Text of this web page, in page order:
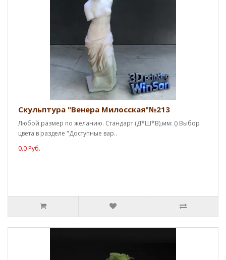
Скульптура "Венера Милосская"№213
Любой размер по желанию. Стандарт (Д*Ш*В),мм: () Выбор
цвета в разделе "Доступные вар..
0.0 Руб.